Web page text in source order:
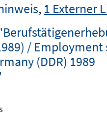
, 1 Externer
/
(DDR) 1989